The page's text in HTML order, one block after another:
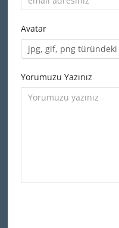
Avatar
jpg, gif, png türündeki
Yorumuzu Yazınız